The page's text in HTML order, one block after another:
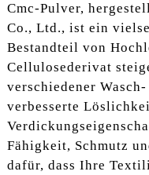
Cmc-Pulver,
Co., Ltd., ist ein
Bestandteil von
Cellulosederivat
verschiedener
verbesserte
Fähigkeit, Schmutz
dafür, dass Ihre